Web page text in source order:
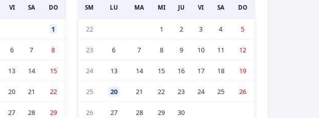
VI SA DO
1
6 7 8
13 14 15
20 21 22
27 28 29
SM LU MA MI JU VI SA DO
22 1 2 3 4 5
23 6 7 8 9 10 11 12
24 13 14 15 16 17 18 19
25 20 21 22 23 24 25 26
26 27 28 29 30